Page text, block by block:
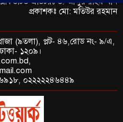
প্রকাশকঃ মো: মতিউর রহমান
(৯তলা), প্লট- ৪৬,রোড নং- ৯/এ,
১২০৯।
০২২২২২৪৬৪৪৯